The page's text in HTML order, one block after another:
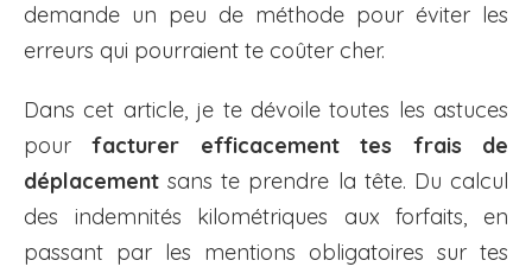
demande un peu de méthode pour éviter les
erreurs qui pourraient te coûter cher.
Dans cet article, je te dévoile toutes les astuces
pourfacturer efficacement tes frais de
déplacement sans te prendre la tête. Du calcul
des indemnités kilométriques aux forfaits, en
passant par les mentions obligatoires sur tes